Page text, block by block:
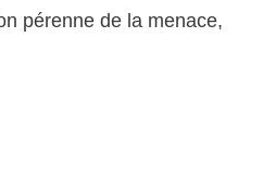
pérenne de la menace,